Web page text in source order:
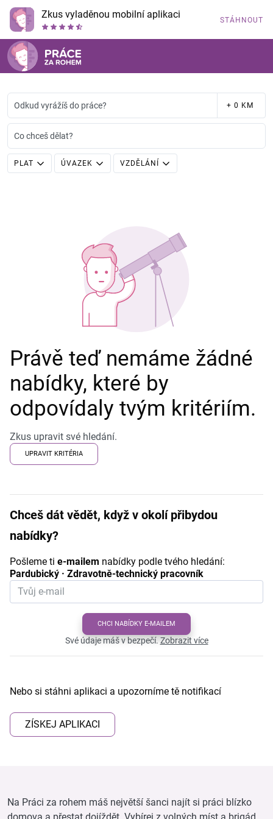
Zkus vyladěnou mobilní aplikaci STÁHNOUT
Odkud vyrážíš do práce? + 0 KM
Co chceš dělat?
PLAT ÚVAZEK VZDĚLÁNÍ
Právě teď nemáme žádné
nabídky, které by
odpovídaly tvým kritériím.
Zkus upravit své hledání.
UPRAVIT KRITÉRIA
Chceš dát vědět, když v okolí přibydou
nabídky?
Pošleme ti e-mailem nabídky podle tvého hledání:
Pardubický · Zdravotně-technický pracovník
CHCI NABÍDKY E-MAILEM
Své údaje máš v bezpečí.Zobrazit více
Nebo si stáhni aplikaci a upozorníme tě notifikací
ZÍSKEJ APLIKACI
Na Práci za rohem máš největší šanci najít si práci blízko
domova a přestat dojíždět. Vybírej z volných míst a brigád